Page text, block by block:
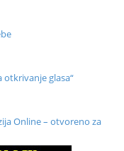
otkrivanje glasa“
Online – otvoreno za